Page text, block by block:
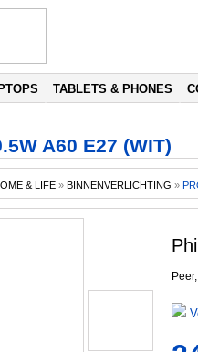
TABLETS & PHONES
A60 E27 (WIT)
& LIFE » BINNENVERLICHTING »